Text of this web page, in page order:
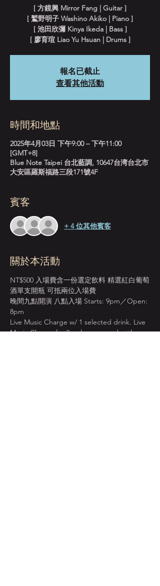
[ 方鏡興 Mirror Fang | Guitar ]
[ 鷲野明子 Washino Akiko | Piano ]
[ 池田欣彌 Kinya Ikeda | Bass ]
[ 廖育瑄 Liao Yu Hsuan | Drums ]
報名已截止
查看其他活動
時間和地點
2025年4月03日 下午9:00 – 下午11:00
[GMT+8]
Blue Note Taipei 台北藍調, 10647台湾台北市
大安區羅斯福路三段171號4F
賓客
+ 4 位其他賓客
關於本活動
NT$500 入場費含一份選定飲料 精選紅白葡萄
酒單支開瓶 可抵兩位入場費
晚間九點開演 八點入場 Starts: 9pm／Open:
8pm
Live Music Charge w/ 1 selected drink. Live
Music Charge for 2 ppl cover one bottle